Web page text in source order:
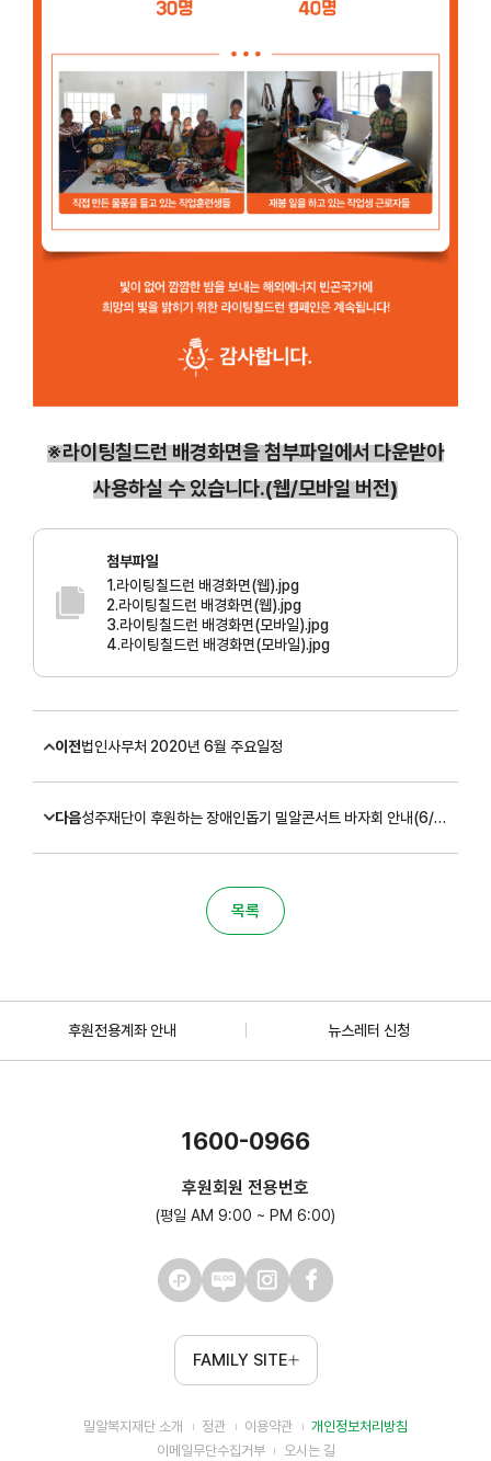
※라이팅칠드런 배경화면을첨부파일에서 다운받아
사용하실 수 있습니다.(웹/모바일 버전)
첨부파일
1.라이팅칠드런 배경화면(웹).jpg
2.라이팅칠드런 배경화면(웹).jpg
3.라이팅칠드런 배경화면(모바일).jpg
4.라이팅칠드런 배경화면(모바일).jpg
이전법인사무처 2020년 6월 주요일정
다음 성주재단이 후원하는 장애인돕기 밀알콘서트 바자회 안내(6/11)
목록
후원전용계좌 안내 뉴스레터 신청
1600-0966
후원회원 전용번호
(평일 AM 9:00 ~ PM 6:00)
FAMILY SITE
밀알복지재단 소개 정관 이용약관
개인정보처리방침
이메일무단수집거부
오시는 길